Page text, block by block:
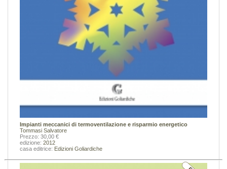
Impianti meccanici di termoventilazione e risparmio energetico
Tommasi Salvatore
Prezzo: 30,00 €
edizione: 2012
casa editrice: Edizioni Goliardiche